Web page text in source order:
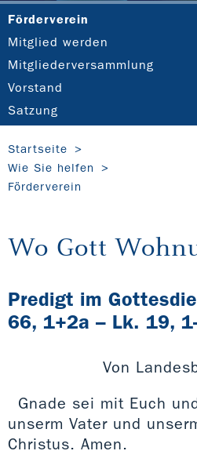
Förderverein
Mitglied werden
Mitgliederversammlung
Vorstand
Satzung
Startseite
Wie Sie helfen
Förderverein
Wo Gott
Predigt im
66, 1+2a – Lk. 19,
Von
Gnade sei mit Euch
unserm Vater und
Christus. Amen.